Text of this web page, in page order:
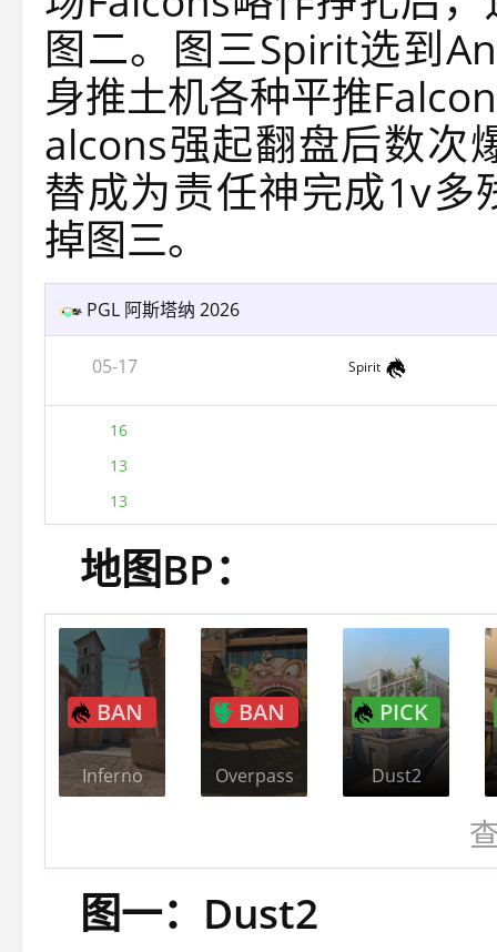
图二。图三Spirit选到
身推土机各种平推
alcons强起翻盘后数次
替成为责任神完成1v多
掉图三。
PGL 阿斯塔纳 2026
05-17 Spirit
16
13
13
地图BP：
BAN
Inferno
BAN
Overpass
PICK
Dust2
图一：Dust2